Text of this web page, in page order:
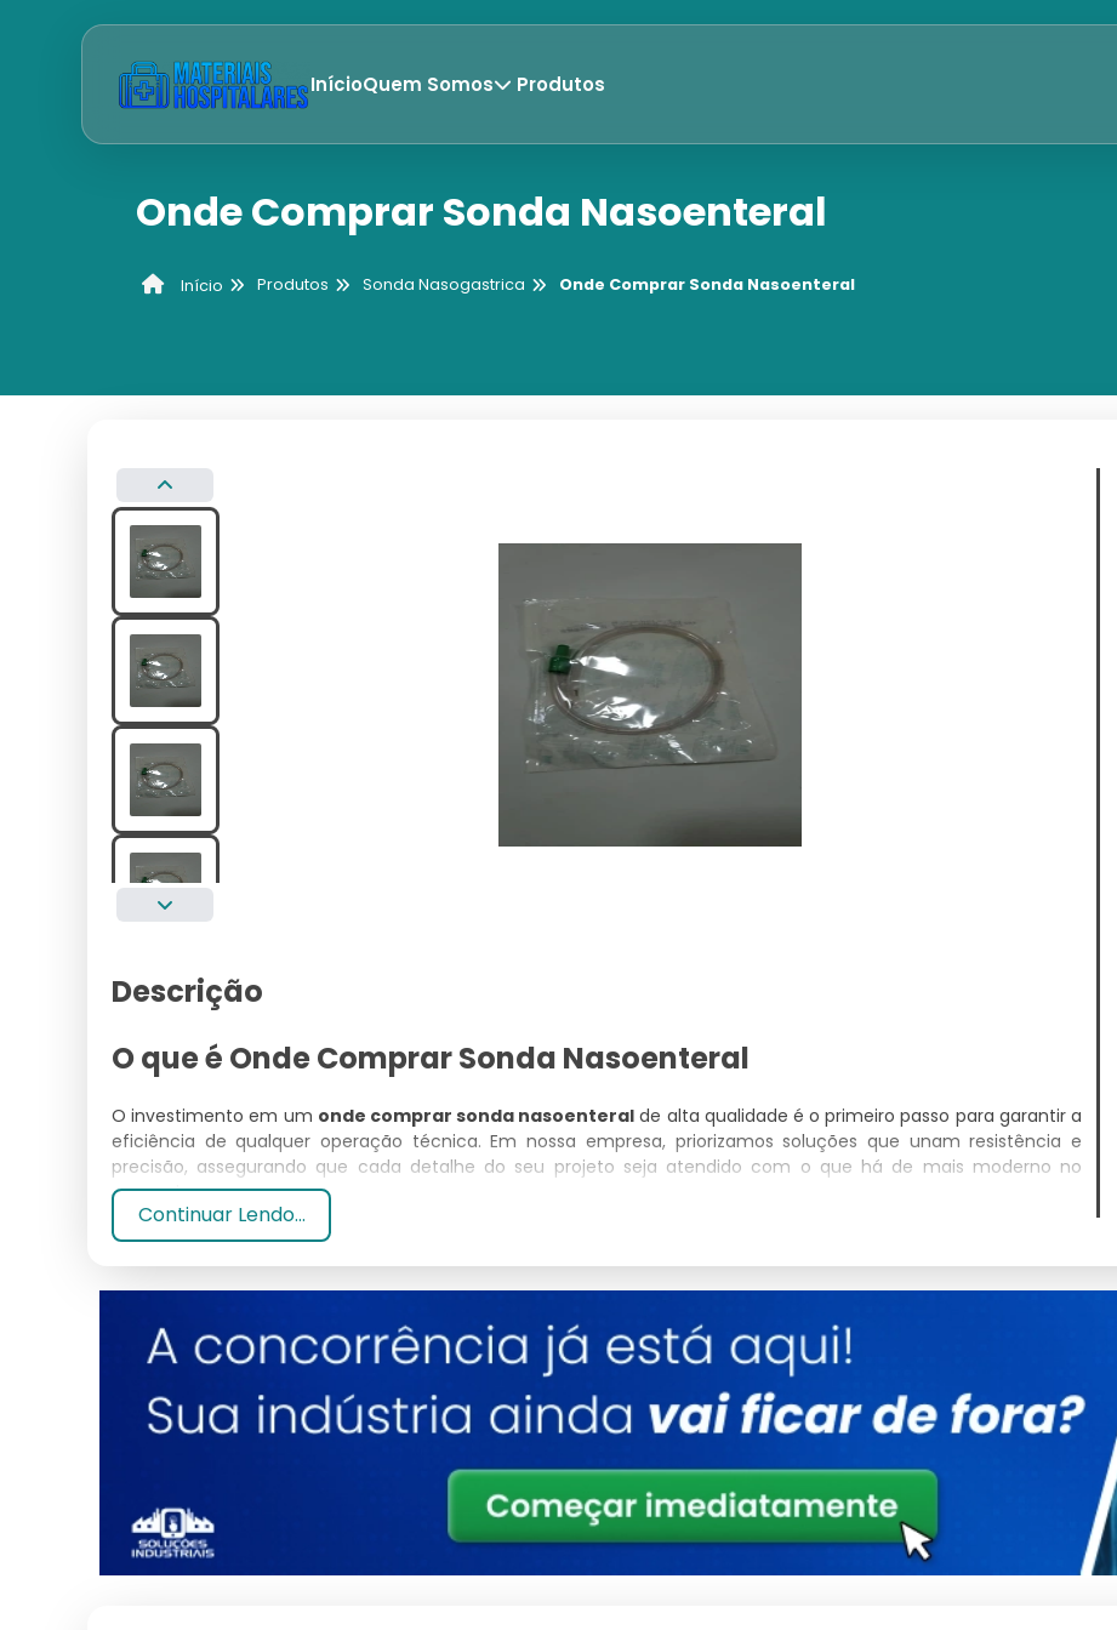
InícioQuem Somos Produtos
Onde Comprar Sonda Nasoenteral
Início Produtos Sonda Nasogastrica Onde Comprar Sonda Nasoenteral
Descrição
O que é Onde Comprar Sonda Nasoenteral
O investimento em um onde comprar sonda nasoenteral de alta qualidade é o primeiro passo para garantir a
eficiência de qualquer operação técnica. Em nossa empresa, priorizamos soluções que unam resistência e
precisão, assegurando que cada detalhe do seu projeto seja atendido com o que há de mais moderno no
mercado.
Por que escolher Onde Comprar Sonda Nasoenteral conosco?
nasoenteral . Nossos produtos são selecionados criteriosamente para garantir que você tenha em mãos uma
ferramenta de alta confiabilidade.
Especificações Técnicas
Detalhes
Polímeros estruturais de alta densidade
Conformidade total com padrões de
segurança
Continuar Lendo...